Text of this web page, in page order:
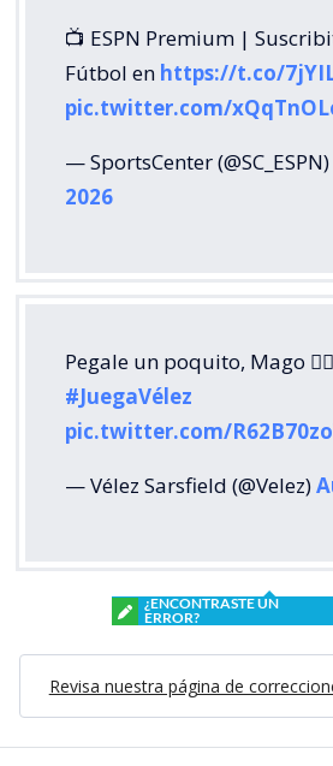
📺 ESPN Premium |
Fútbol en https://t.co/
pic.twitter.com/
— SportsCenter (@SC_ESPN)
2026
Pegale un poquito, Mago
#JuegaVélez
pic.twitter.com/
— Vélez Sarsfield (@Velez)
¿ENCONTRASTE UN
ERROR?
Revisa nuestra página de